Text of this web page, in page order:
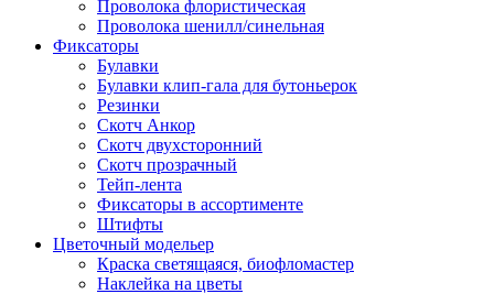
Проволока флористическая
Проволока шенилл/синельная
Фиксаторы
Булавки
Булавки клип-гала для бутоньерок
Резинки
Скотч Анкор
Скотч двухсторонний
Скотч прозрачный
Тейп-лента
Фиксаторы в ассортименте
Штифты
Цветочный модельер
Краска светящаяся, биофломастер
Наклейка на цветы